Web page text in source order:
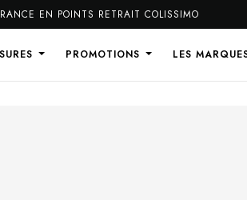
EN POINTS RETRAIT COLISSIMO
PROMOTIONS LES